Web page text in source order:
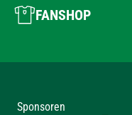
FANSHOP
Sponsoren